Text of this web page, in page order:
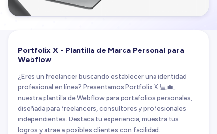
Portfolix X - Plantilla de Marca Personal para
Webflow
¿Eres un freelancer buscando establecer una identidad
profesional en línea? Presentamos Portfolix X 💻💼,
nuestra plantilla de Webflow para portafolios personales,
diseñada para freelancers, consultores y profesionales
independientes. Destaca tu experiencia, muestra tus
logros y atrae a posibles clientes con facilidad.